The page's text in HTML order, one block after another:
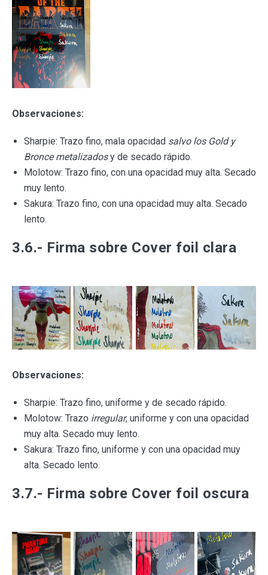
Observaciones:
Sharpie: Trazo fino, mala opacidad salvo los Gold y
Bronce metalizadosy de secado rápido.
Molotow: Trazo fino, con una opacidad muy alta. Secado
muy lento.
Sakura: Trazo fino, con una opacidad muy alta. Secado
lento.
3.6.- Firma sobre Cover foil clara
Observaciones:
Sharpie: Trazo fino, uniforme y de secado rápido.
Molotow: Trazo irregular, uniforme y con una opacidad
muy alta. Secado muy lento.
Sakura: Trazo fino, uniforme y con una opacidad muy
alta. Secado lento.
3.7.- Firma sobre Cover foil oscura